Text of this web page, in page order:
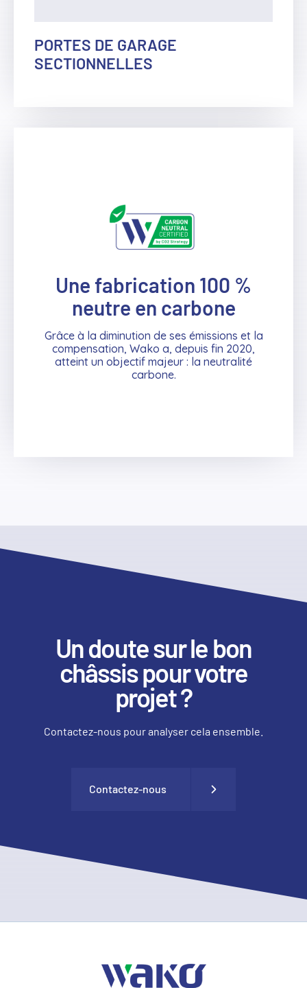
PORTES DE GARAGE
SECTIONNELLES
Une fabrication 100 %
neutre en carbone
Grâce à la diminution de ses émissions et la
compensation, Wako a, depuis fin 2020,
atteint un objectif majeur : la neutralité
carbone.
Un doute sur le bon
châssis pour votre
projet ?
Contactez-nous pour analyser cela ensemble.
Contactez-nous